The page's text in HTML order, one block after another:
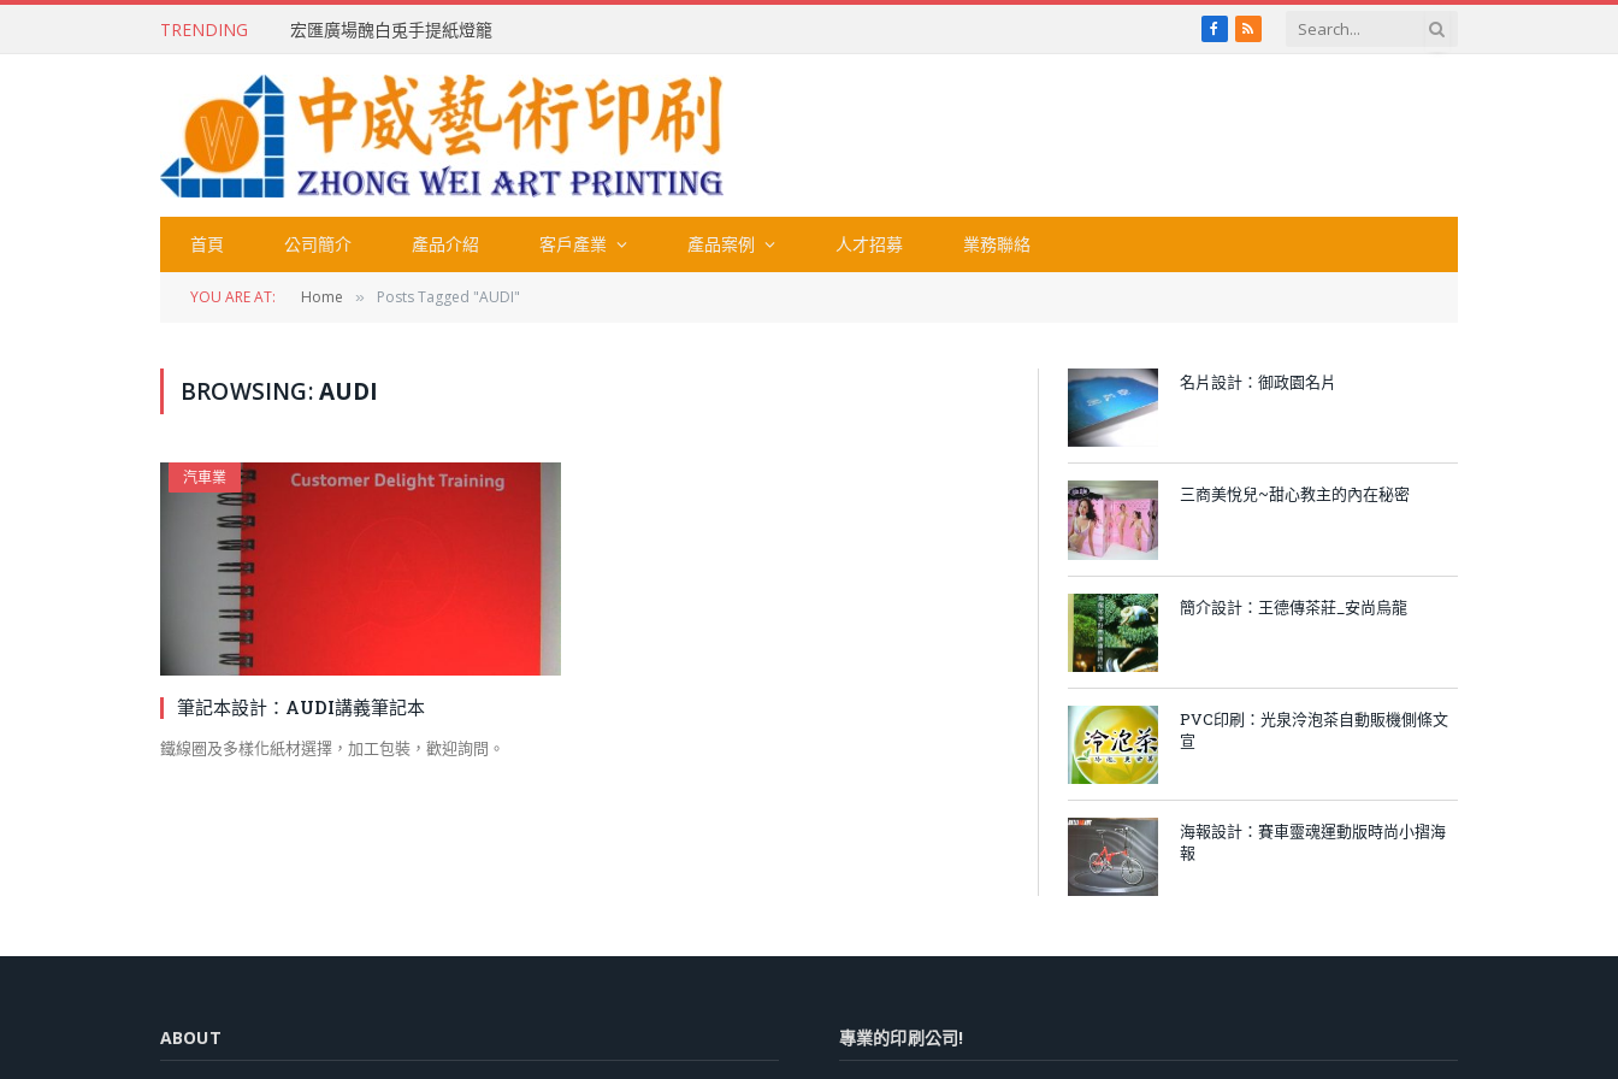
TRENDING 宏匯廣場醜白兎手提紙燈籠 Facebook
RSS
首頁 公司簡介 產品介紹 客戶產業 產品案例 人才招募 業務聯絡
YOU ARE AT: Home » Posts Tagged "AUDI"
BROWSING:AUDI
汽車業
筆記本設計：AUDI講義筆記本
鐵線圈及多樣化紙材選擇，加工包裝，歡迎詢問。
名片設計：御政園名片
三商美悅兒~甜心教主的內在秘密
簡介設計：王德傳茶莊_安尚烏龍
PVC印刷：光泉泠泡茶自動販機側條文
宣
海報設計：賽車靈魂運動版時尚小摺海
報
ABOUT 專業的印刷公司!